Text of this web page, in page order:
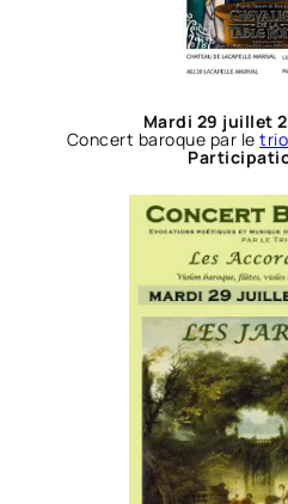
Mardi 29 juillet
Concert baroque par le